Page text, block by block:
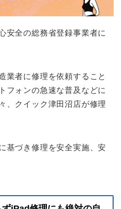
安全の総務省登録事業者に
業者に修理を依頼すること
フォンの急速な普及などに
、クイック津田沼店が修理
基づき修理を安全実施、安